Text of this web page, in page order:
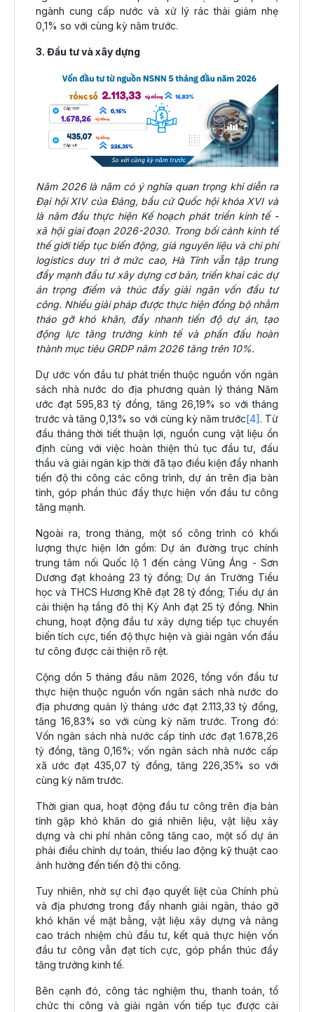
ngành cung cấp nước và xử lý rác thải giảm nhẹ
0,1% so với cùng kỳ năm trước.
3. Đầu tư và xây dựng
Năm 2026 là năm có ý nghĩa quan trọng khi diễn ra
Đại hội XIV của Đảng, bầu cử Quốc hội khóa XVI và
là năm đầu thực hiện Kế hoạch phát triển kinh tế -
xã hội giai đoạn 2026-2030. Trong bối cảnh kinh tế
thế giới tiếp tục biến động, giá nguyên liệu và chi phí
logistics duy trì ở mức cao, Hà Tĩnh vẫn tập trung
đẩy mạnh đầu tư xây dựng cơ bản, triển khai các dự
án trọng điểm và thúc đẩy giải ngân vốn đầu tư
công. Nhiều giải pháp được thực hiện đồng bộ nhằm
tháo gỡ khó khăn, đẩy nhanh tiến độ dự án, tạo
động lực tăng trưởng kinh tế và phấn đấu hoàn
thành mục tiêu GRDP năm 2026 tăng trên 10%.
Dự ước vốn đầu tư phát triển thuộc nguồn vốn ngân
sách nhà nước do địa phương quản lý tháng Năm
ước đạt 595,83 tỷ đồng, tăng 26,19% so với tháng
trước và tăng 0,13% so với cùng kỳ năm trước[4] . Từ
đầu tháng thời tiết thuận lợi, nguồn cung vật liệu ổn
định cùng với việc hoàn thiện thủ tục đầu tư, đấu
thầu và giải ngân kịp thời đã tạo điều kiện đẩy nhanh
tiến độ thi công các công trình, dự án trên địa bàn
tỉnh, góp phần thúc đẩy thực hiện vốn đầu tư công
tăng mạnh.
Ngoài ra, trong tháng, một số công trình có khối
lượng thực hiện lớn gồm: Dự án đường trục chính
trung tâm nối Quốc lộ 1 đến cảng Vũng Áng - Sơn
Dương đạt khoảng 23 tỷ đồng; Dự án Trường Tiểu
học và THCS Hương Khê đạt 28 tỷ đồng; Tiểu dự án
cải thiện hạ tầng đô thị Kỳ Anh đạt 25 tỷ đồng. Nhìn
chung, hoạt động đầu tư xây dựng tiếp tục chuyển
biến tích cực, tiến độ thực hiện và giải ngân vốn đầu
tư công được cải thiện rõ rệt.
Cộng dồn 5 tháng đầu năm 2026, tổng vốn đầu tư
thực hiện thuộc nguồn vốn ngân sách nhà nước do
địa phương quản lý tháng ước đạt 2.113,33 tỷ đồng,
tăng 16,83% so với cùng kỳ năm trước. Trong đó:
Vốn ngân sách nhà nước cấp tỉnh ước đạt 1.678,26
tỷ đồng, tăng 0,16%; vốn ngân sách nhà nước cấp
xã ước đạt 435,07 tỷ đồng, tăng 226,35% so với
cùng kỳ năm trước.
Thời gian qua, hoạt động đầu tư công trên địa bàn
tỉnh gặp khó khăn do giá nhiên liệu, vật liệu xây
dựng và chi phí nhân công tăng cao, một số dự án
phải điều chỉnh dự toán, thiếu lao động kỹ thuật cao
ảnh hưởng đến tiến độ thi công.
Tuy nhiên, nhờ sự chỉ đạo quyết liệt của Chính phủ
và địa phương trong đẩy nhanh giải ngân, tháo gỡ
khó khăn về mặt bằng, vật liệu xây dựng và nâng
cao trách nhiệm chủ đầu tư, kết quả thực hiện vốn
đầu tư công vẫn đạt tích cực, góp phần thúc đẩy
tăng trưởng kinh tế.
Bên cạnh đó, công tác nghiệm thu, thanh toán, tổ
chức thi công và giải ngân vốn tiếp tục được cải